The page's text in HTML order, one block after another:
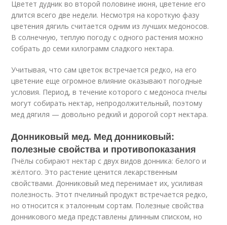
Цветет дудник во второй половине июня, цветение его
длится всего две недели. Несмотря на короткую фазу
цветения дягиль считается одним из лучших медоносов.
В солнечную, теплую погоду с одного растения можно
собрать до семи килограмм сладкого нектара.
Учитывая, что сам цветок встречается редко, на его
цветение еще огромное влияние оказывают погодные
условия. Период, в течение которого с медоноса пчелы
могут собирать нектар, непродолжительный, поэтому
мед дягиля — довольно редкий и дорогой сорт нектара.
Донниковый мед. Мед донниковый:
полезные свойства и противопоказания
Пчёлы собирают нектар с двух видов донника: белого и
жёлтого. Это растение ценится лекарственным
свойствами. Донниковый мед перенимает их, усиливая
полезность. Этот пчелиный продукт встречается редко,
но относится к эталонным сортам. Полезные свойства
донникового меда представлены длинным списком, но